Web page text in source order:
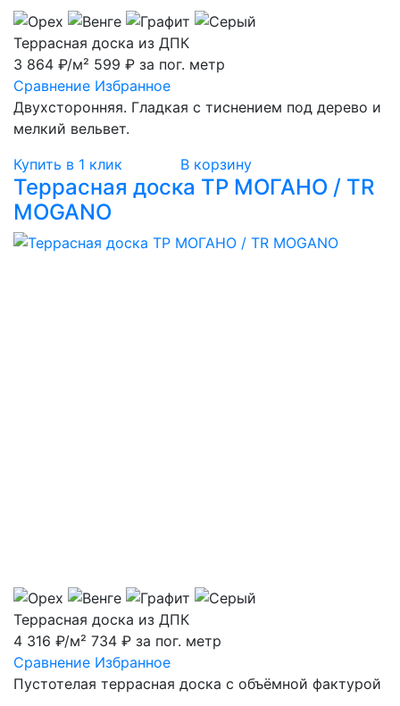
Террасная доска из ДПК
3 864 ₽/м² 599 ₽ за пог. метр
Сравнение Избранное
Двухсторонняя. Гладкая с тиснением под дерево и
мелкий вельвет.
Купить в 1 клик
В корзину
Террасная доска ТР МОГАНО / TR
MOGANO
Террасная доска из ДПК
4 316 ₽/м² 734 ₽ за пог. метр
Сравнение Избранное
Пустотелая террасная доска с объёмной фактурой